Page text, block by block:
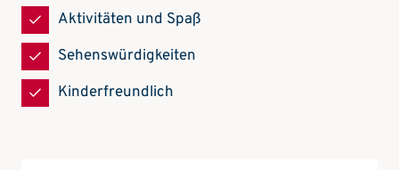
Aktivitäten und Spaß
Sehenswürdigkeiten
Kinderfreundlich